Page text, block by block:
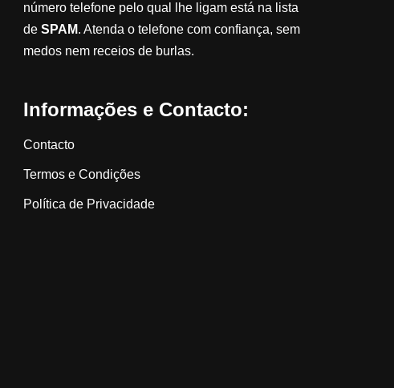
número telefone pelo qual lhe ligam está na lista
de SPAM. Atenda o telefone com confiança, sem
medos nem receios de burlas.
Informações e Contacto:
Contacto
Termos e Condições
Política de Privacidade